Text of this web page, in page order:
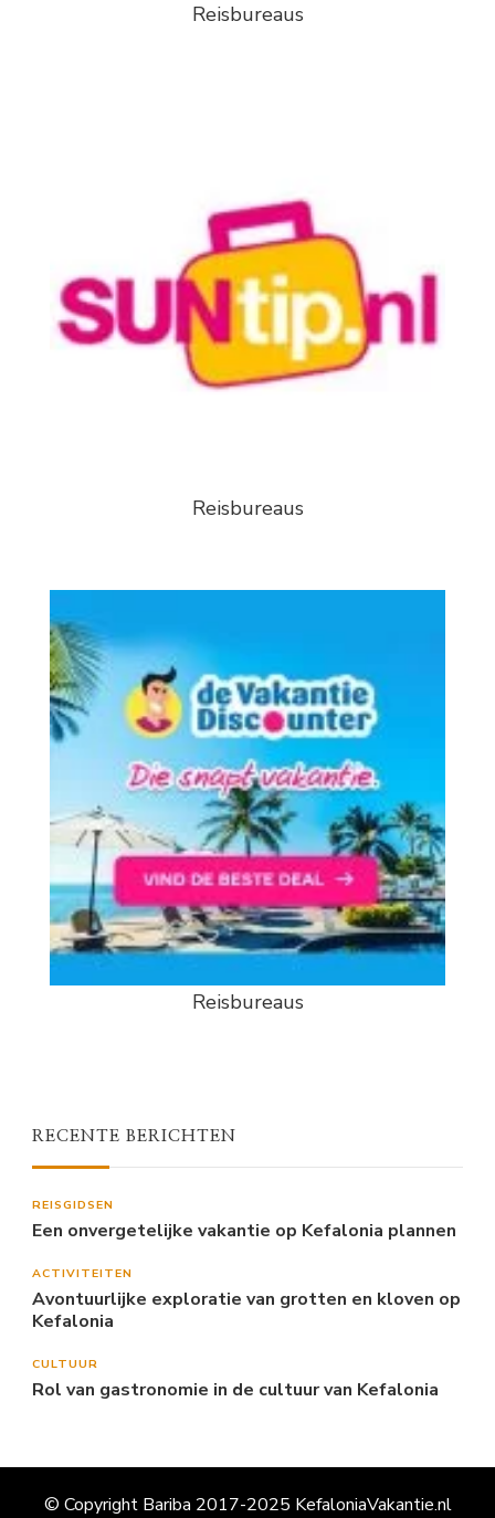
Reisbureaus
Reisbureaus
Reisbureaus
RECENTE BERICHTEN
REISGIDSEN
Een onvergetelijke vakantie op Kefalonia plannen
ACTIVITEITEN
Avontuurlijke exploratie van grotten en kloven op
Kefalonia
CULTUUR
Rol van gastronomie in de cultuur van Kefalonia
© Copyright Bariba 2017-2025 KefaloniaVakantie.nl